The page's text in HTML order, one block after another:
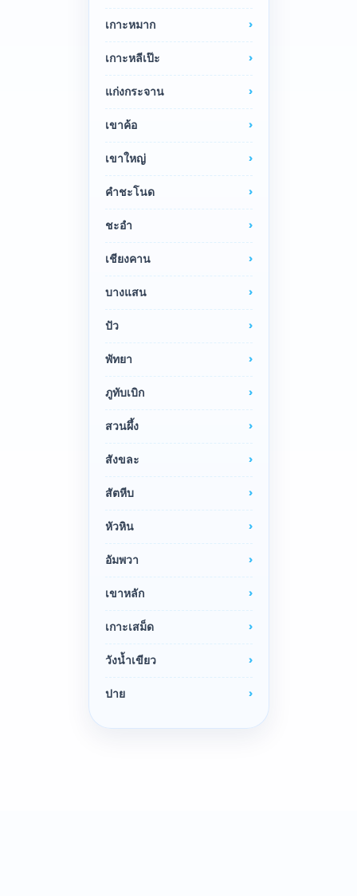
เกาะหมาก
เกาะหลีเป๊ะ
แก่งกระจาน
เขาค้อ
เขาใหญ่
คำชะโนด
ชะอำ
เชียงคาน
บางแสน
ปัว
พัทยา
ภูทับเบิก
สวนผึ้ง
สังขละ
สัตหีบ
หัวหิน
อัมพวา
เขาหลัก
เกาะเสม็ด
วังน้ำเขียว
ปาย